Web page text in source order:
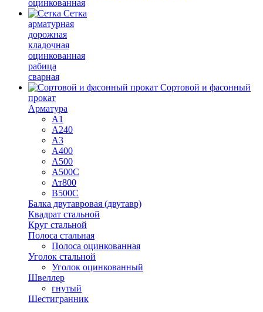
оцинкованная
Сетка
арматурная
дорожная
кладочная
оцинкованная
рабица
сварная
Сортовой и фасонный
прокат
Арматура
А1
А240
А3
А400
А500
А500С
Ат800
В500С
Балка двутавровая (двутавр)
Квадрат стальной
Круг стальной
Полоса стальная
Полоса оцинкованная
Уголок стальной
Уголок оцинкованный
Швеллер
гнутый
Шестигранник